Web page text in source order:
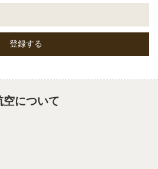
空について